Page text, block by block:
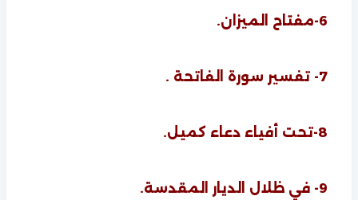
6-مفتاح الميزان.
7- تفسير سورة الفاتحة .
8-تحت أفياء دعاء كميل.
9- في ظلال الديار المقدسة.